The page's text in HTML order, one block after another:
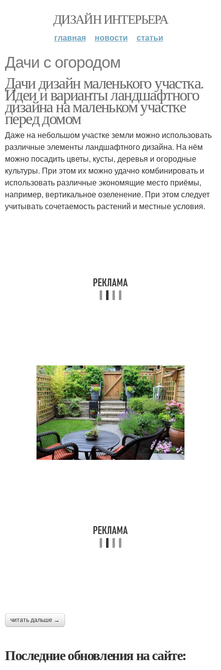
ДИЗАЙН ИНТЕРЬЕРА
главная новости статьи
Дачи с огородом
Дачи дизайн маленького участка.
Идеи и варианты ландшафтного
дизайна на маленьком участке
перед домом
Даже на небольшом участке земли можно использовать
различные элементы ландшафтного дизайна. На нём
можно посадить цветы, кусты, деревья и огородные
культуры. При этом их можно удачно комбинировать и
использовать различные экономящие место приёмы,
например, вертикальное озеленение. При этом следует
учитывать сочетаемость растений и местные условия.
читать дальше →
Последние обновления на сайте: